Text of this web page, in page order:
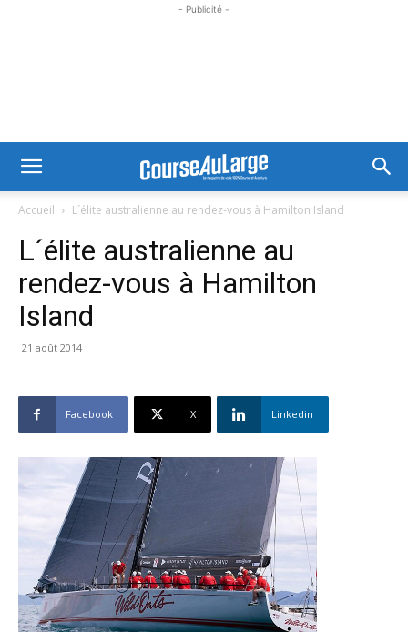
- Publicité -
Accueil L´élite australienne au rendez-vous à Hamilton Island
L´élite australienne au
rendez-vous à Hamilton
Island
21 août 2014
Facebook X Linkedin